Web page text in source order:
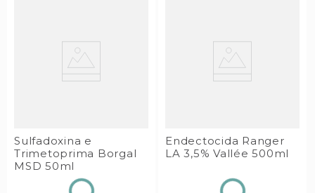
Sulfadoxina e
Trimetoprima Borgal
MSD 50ml
Endectocida Ranger
LA 3,5% Vallée 500ml